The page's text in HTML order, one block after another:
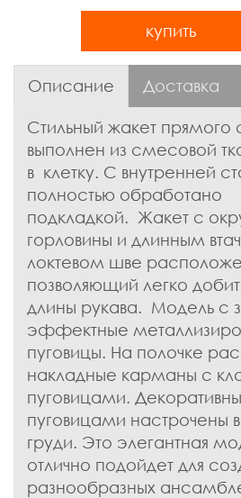
купить
Описание Доставка
Стильный жакет прямого
выполнен из смесовой
в клетку. С внутренней
полностью обработано
подкладкой. Жакет с
горловины и длинным
локтевом шве
позволяющий легко
длины рукава. Модель с
эффектные
пуговицы. На полочке
накладные карманы с
пуговицами.
пуговицами настрочены
груди. Это элегантная
отлично подойдет для
разнообразных